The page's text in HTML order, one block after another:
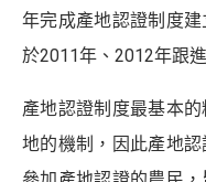
年完成產地認證制度
於2011年、2012年跟
產地認證制度最基本
地的機制，因此產地